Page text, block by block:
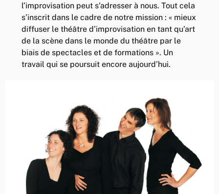
l’improvisation peut s’adresser à nous. Tout cela
s’inscrit dans le cadre de notre mission : « mieux
diffuser le théâtre d’improvisation en tant qu’art
de la scène dans le monde du théâtre par le
biais de spectacles et de formations ». Un
travail qui se poursuit encore aujourd’hui.